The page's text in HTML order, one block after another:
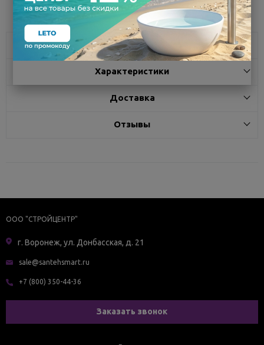
Описание
Характеристики
Доставка
Отзывы
ООО "СТРОЙЦЕНТР"
г. Воронеж, ул. Донбасская, д. 21
sale@santehsmart.ru
+7 (800) 350-44-36
Заказать звонок